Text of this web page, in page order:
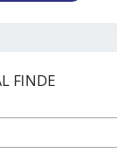
FINDE